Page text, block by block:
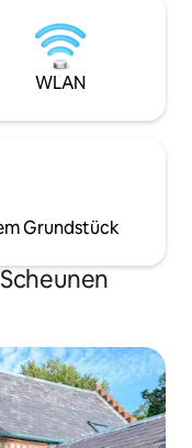
sowie eine
Wäschetrockner. Die Zufahrt zur
angrenzenden
einen Parkplatz
Wanderrouten,
WLAN
Grundstück